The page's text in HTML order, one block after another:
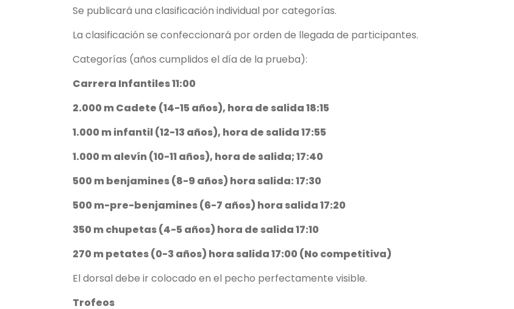
Se publicará una clasificación individual por categorías.
La clasificación se confeccionará por orden de llegada de participantes.
Categorías (años cumplidos el día de la prueba):
Carrera Infantiles 11:00
2.000 m Cadete (14-15 años), hora de salida 18:15
1.000 m infantil (12-13 años), hora de salida 17:55
1.000 m alevín (10-11 años), hora de salida; 17:40
500 m benjamines (8-9 años) hora salida: 17:30
500 m-pre-benjamines (6-7 años) hora salida 17:20
350 m chupetas (4-5 años) hora de salida 17:10
270 m petates (0-3 años) hora salida 17:00 (No competitiva)
El dorsal debe ir colocado en el pecho perfectamente visible.
Trofeos